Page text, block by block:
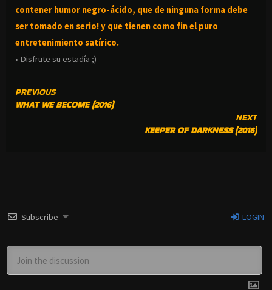
contener humor negro-ácido, que de ninguna forma debe
ser tomado en serio! y que tienen como fin el puro
entretenimiento satírico.
• Disfrute su estadía ;)
CONTINUE
READING
PREVIOUS
WHAT WE BECOME (2016)
NEXT
KEEPER OF DARKNESS (2016)
Subscribe LOGIN